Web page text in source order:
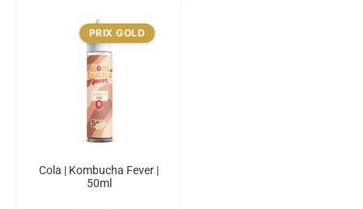
PRIX GOLD
Cola | Kombucha Fever |
50ml